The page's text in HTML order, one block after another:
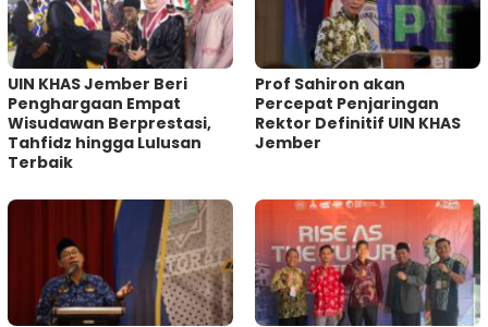
UIN KHAS Jember Beri
Penghargaan Empat
Wisudawan Berprestasi,
Tahfidz hingga Lulusan
Terbaik
Prof Sahiron akan
Percepat Penjaringan
Rektor Definitif UIN KHAS
Jember